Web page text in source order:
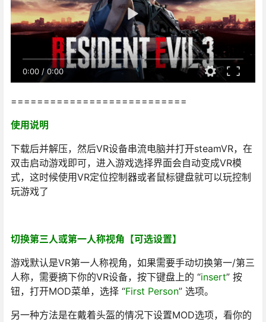
0:00 /0:00
===========================
使用说明
下载后并解压，然后VR设备串流电脑并打开steamVR，在
双击启动游戏即可，进入游戏选择界面会自动变成VR模
式，这时候使用VR定位控制器或者鼠标键盘就可以玩控制
玩游戏了
切换第三人或第一人称视角【可选设置】
游戏默认是VR第一人称视角，如果需要手动切换第一/第三
人称，需要摘下你的VR设备，按下键盘上的 “insert” 按
钮，打开MOD菜单，选择 “First Person” 选项。
另一种方法是在戴着头盔的情况下设置MOD选项，看你的